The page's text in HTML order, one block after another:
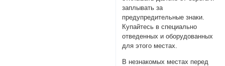
заплывать за
предупредительные знаки.
Купайтесь в специально
отведенных и оборудованных
для этого местах.
В незнакомых местах перед